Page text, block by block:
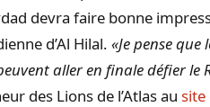
devra faire bonne
d’Al Hilal. «Je pense que
aller en finale défier le
des Lions de l’Atlas au site